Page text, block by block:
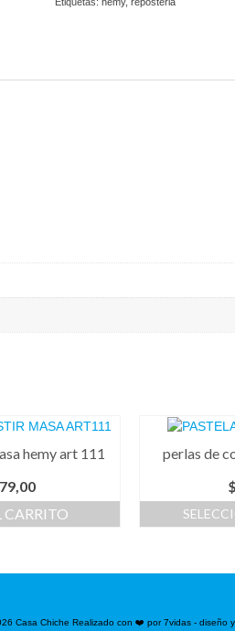
hemy art 111
CARRITO
perlas de
$
Casa Chiche Realizado con ❤️ por 7vidas - diseño